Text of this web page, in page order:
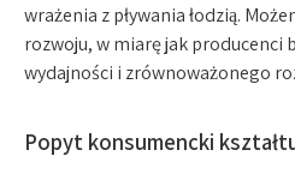
wrażenia z pływania łodzią.
rozwoju, w miarę jak producenci
wydajności i zrównoważonego
Popyt konsumencki